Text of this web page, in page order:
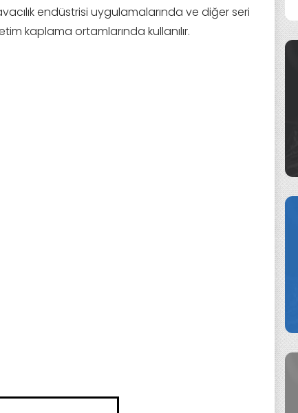
endüstrisi uygulamalarında ve diğer seri
kaplama ortamlarında kullanılır.